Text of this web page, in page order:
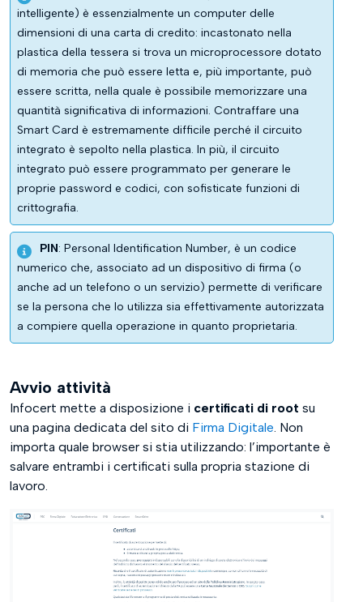
intelligente) è essenzialmente un computer delle
dimensioni di una carta di credito: incastonato nella
plastica della tessera si trova un microprocessore dotato
di memoria che può essere letta e, più importante, può
essere scritta, nella quale è possibile memorizzare una
quantità significativa di informazioni. Contraffare una
Smart Card è estremamente difficile perché il circuito
integrato è sepolto nella plastica. In più, il circuito
integrato può essere programmato per generare le
proprie password e codici, con sofisticate funzioni di
crittografia.
PIN: Personal Identification Number, è un codice
numerico che, associato ad un dispositivo di firma (o
anche ad un telefono o un servizio) permette di verificare
se la persona che lo utilizza sia effettivamente autorizzata
a compiere quella operazione in quanto proprietaria.
Avvio attività
Infocert mette a disposizione i certificati di root su
una pagina dedicata del sito di Firma Digitale . Non
importa quale browser si stia utilizzando: l’importante è
salvare entrambi i certificati sulla propria stazione di
lavoro.